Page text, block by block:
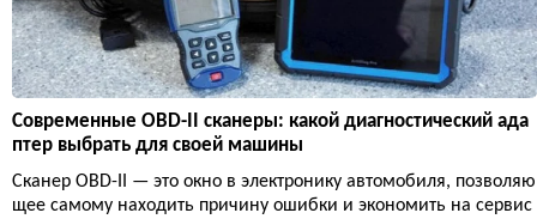
Современные OBD-II сканеры: какой диагностический ада
птер выбрать для своей машины
Сканер OBD-II — это окно в электронику автомобиля, позволяю
щее самому находить причину ошибки и экономить на сервис